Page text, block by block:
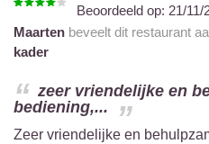
Beoordeeld op: 21/11/
Maarten beveelt dit restaurant
kader
zeer vriendelijke en
bediening,...
Zeer vriendelijke en